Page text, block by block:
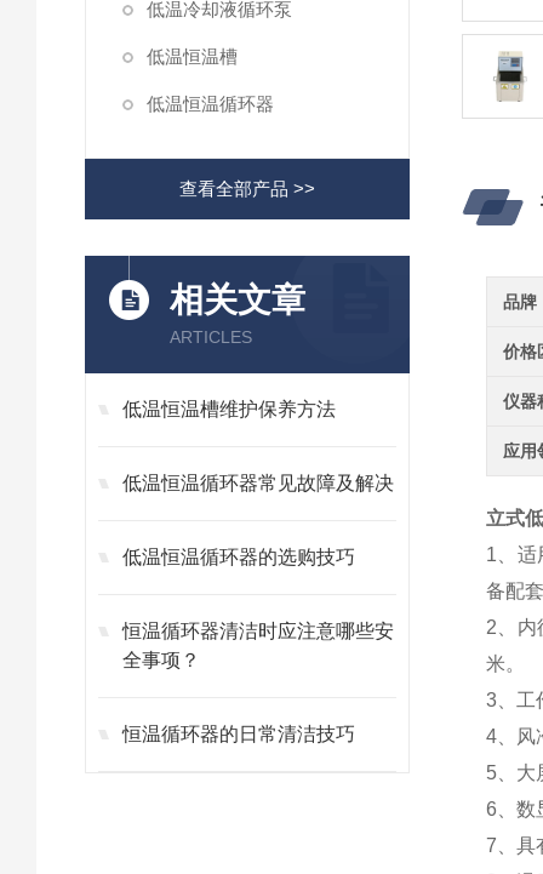
低温冷却液循环泵
低温恒温槽
低温恒温循环器
查看全部产品 >>
相关文章
ARTICLES
低温恒温槽维护保养方法
低温恒温循环器常见故障及解决
低温恒温循环器的选购技巧
恒温循环器清洁时应注意哪些安
全事项？
恒温循环器的日常清洁技巧
品牌
价格
仪器
应用
立式
1、适
备配
2、内
米。
3、工
4、风
5、大
6、数
7、具